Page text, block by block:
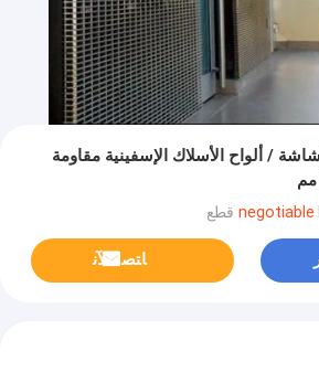
/ ألواح الأسلاك الإسفينية مقاومة
ﺎﺘﺼﻟ ﺍﻶﻧ